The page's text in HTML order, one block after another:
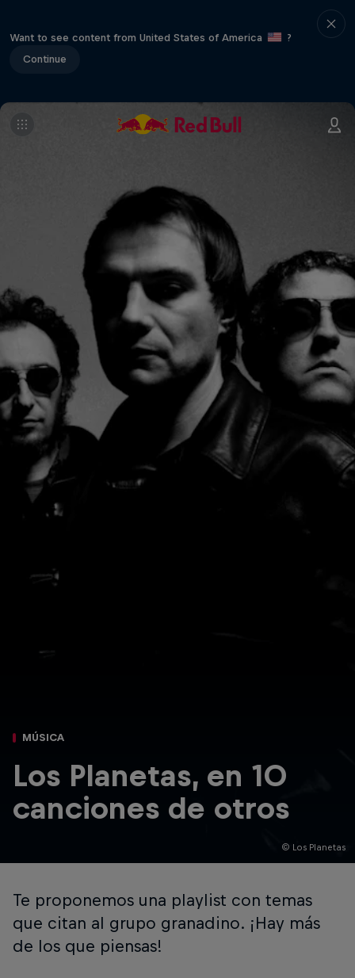
Want to see content from United States of America
?
Continue
© Los Planetas
MÚSICA
Los Planetas, en 10
canciones de otros
Te proponemos una playlist con temas
que citan al grupo granadino. ¡Hay más
de los que piensas!